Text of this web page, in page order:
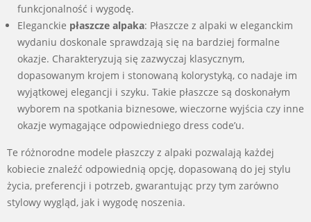
funkcjonalność i wygodę.
Eleganckie płaszcze alpaka: Płaszcze z alpaki w eleganckim
wydaniu doskonale sprawdzają się na bardziej formalne
okazje. Charakteryzują się zazwyczaj klasycznym,
dopasowanym krojem i stonowaną kolorystyką, co nadaje im
wyjątkowej elegancji i szyku. Takie płaszcze są doskonałym
wyborem na spotkania biznesowe, wieczorne wyjścia czy inne
okazje wymagające odpowiedniego dress code’u.
Te różnorodne modele płaszczy z alpaki pozwalają każdej
kobiecie znaleźć odpowiednią opcję, dopasowaną do jej stylu
życia, preferencji i potrzeb, gwarantując przy tym zarówno
stylowy wygląd, jak i wygodę noszenia.